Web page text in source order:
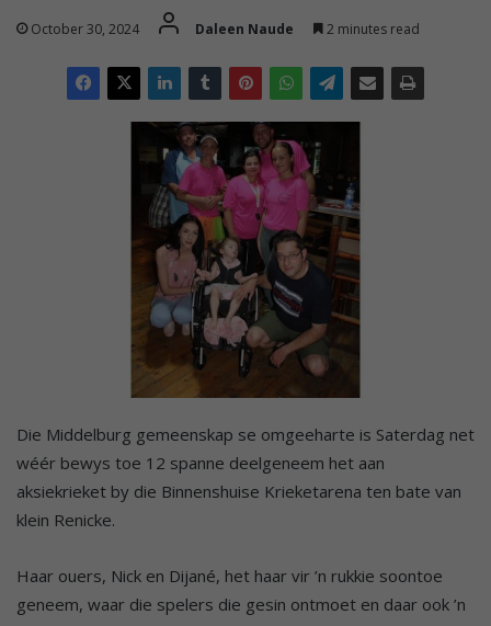
October 30, 2024 Daleen Naude 2 minutes read
Die Middelburg gemeenskap se omgeeharte is Saterdag net
wéér bewys toe 12 spanne deelgeneem het aan
aksiekrieket by die Binnenshuise Krieketarena ten bate van
klein Renicke.
Haar ouers, Nick en Dijané, het haar vir ’n rukkie soontoe
geneem, waar die spelers die gesin ontmoet en daar ook ’n